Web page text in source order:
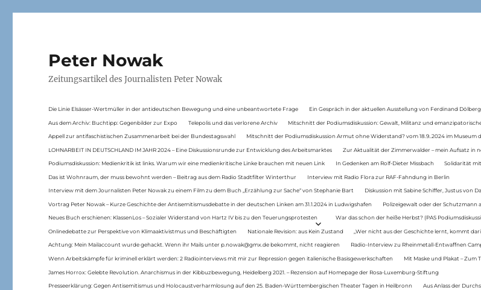
Peter Nowak
Zeitungsartikel des Journalisten Peter Nowak
Die Linie Elsässer-Wertmüller in der antideutschen Bewegung und eine unbeantwortete Frage Ein Gespräch in der aktuellen Ausstellung von Ferdinand
Aus dem Archiv: Buchtipp: Gegenbilder zur Expo Telepolis und das verlorene Archiv Mitschnitt der Podiumsdiskussion: Gewalt, Militanz und
Appell zur antifaschistischen Zusammenarbeit bei der Bundestagswahl Mitschnitt der Podiumsdiskussion Armut ohne Widerstand? vom 18.9..2024 im Museum
LOHNARBEIT IN DEUTSCHLAND IM JAHR 2024 – Eine Diskussionsrunde zur Entwicklung des Arbeitsmarktes Zur Aktualität der Zimmerwalder – mein Aufsatz in
Podiumsdiskussion: Medienkritik ist links. Warum wir eine medienkritische Linke brauchen mit neuen Link In Gedenken am Rolf-Dieter Missbach Solidarität
Das ist Wohnraum, der muss bewohnt werden – Beitrag aus dem Radio Stadtfilter Winterthur Interview mit Radio Flora zur RAF-Fahndung in Berlin
Interview mit dem Journalisten Peter Nowak zu einem Film zu dem Buch „Erzählung zur Sache“ von Stephanie Bart Diskussion mit Sabine Schiffer, Justus von
Vortrag Peter Nowak – Kurze Geschichte der Antisemitismusdebatte in der deutschen Linken am 31.1.2024 in Ludwigshafen Polizeigewalt oder der Schutzmann
Neues Buch erschienen: KlassenLos – Sozialer Widerstand von Hartz IV bis zu den Teuerungsprotesten War das schon der heiße Herbst? (PAS
Onlinedebatte zur Perspektive von Klimaaktivistmus und Beschäftigten Nationale Revision: aus Kein Zustand „Wer nicht aus der Geschichte lernt, kommt
Achtung: Mein Mailaccount wurde gehackt. Wenn ihr Mails unter p.nowak@gmx.de bekommt, nicht reagieren Radio-Interview zu Rheinmetall-Entwaffnen
Wenn Arbeitskämpfe für kriminell erklärt werden: 2 Radiointerviews mit mir zur Repression gegen italienische Basisgewerkschaften Mit Maske und Plakat –
James Horrox: Gelebte Revolution. Anarchismus in der Kibbuzbewegung, Heidelberg 2021. – Rezension auf Homepage der Rosa-Luxemburg-Stiftung
Presseerklärung: Gegen Antisemitismus und Holocaustverharmlosung auf den 25. Baden-Württembergischen Theater Tagen in Heilbronn Aus Anlass der